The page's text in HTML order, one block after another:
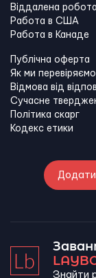
Віддалена робота
Работа в США
Работа в Канадe
Публічна оферта
Як ми
Відмова від
Сучасне
Політика скарг
Кодекс етики
Знайти